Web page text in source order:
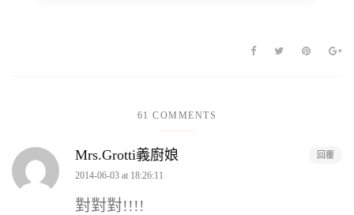
61 COMMENTS
Mrs.Grotti義廚娘
2014-06-03 at 18:26:11
對對對!!!!
回覆